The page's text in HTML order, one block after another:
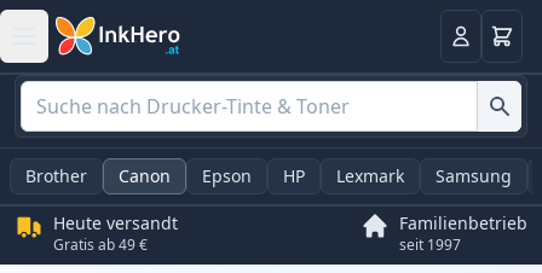
Anmelden
Brother Canon Epson HP Lexmark Samsung
Heute versandt
Gratis ab 49 €
Familienbetrieb
seit 1997